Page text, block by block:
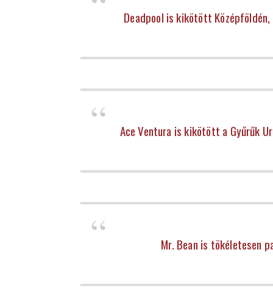
Deadpool is kikötött
Ace Ventura is kikötött a Gyűrűk
Mr. Bean is tökéletesen